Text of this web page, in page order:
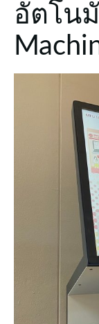
อัตโน